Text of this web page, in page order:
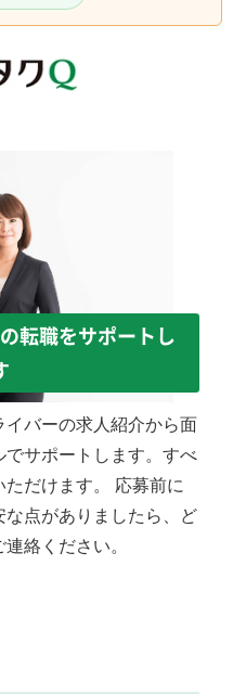
転職をサポートし
バーの求人紹介から面
サポートします。すべ
だけます。 応募前に
点がありましたら、ど
絡ください。